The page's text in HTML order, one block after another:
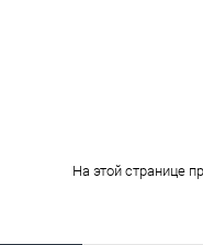
На этой странице